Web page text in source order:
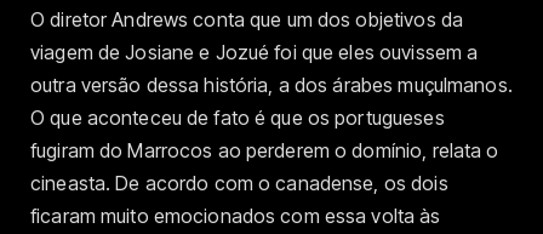
O diretor Andrews conta que um dos objetivos da
viagem de Josiane e Jozué foi que eles ouvissem a
outra versão dessa história, a dos árabes muçulmanos.
O que aconteceu de fato é que os portugueses
fugiram do Marrocos ao perderem o domínio, relata o
cineasta. De acordo com o canadense, os dois
ficaram muito emocionados com essa volta às